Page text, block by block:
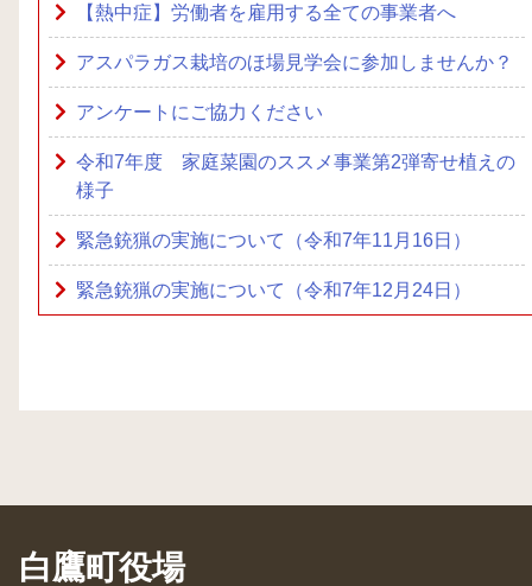
【熱中症】労働者を雇用する全ての事業者へ
アスパラガス栽培のほ場見学会に参加しませんか？
アンケートにご協力ください
令和7年度 家庭菜園のススメ事業第2弾寄せ植えの
様子
緊急銃猟の実施について（令和7年11月16日）
緊急銃猟の実施について（令和7年12月24日）
白鷹町役場